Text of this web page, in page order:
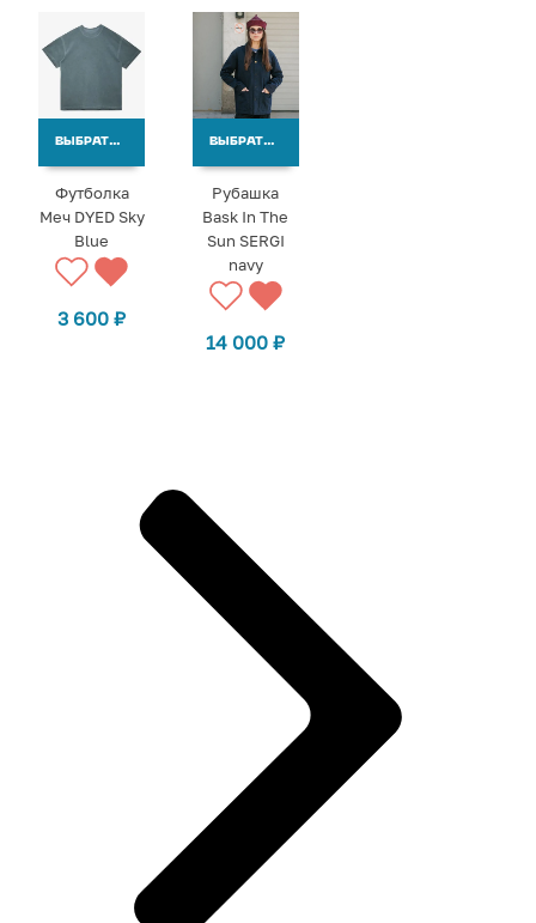
ВЫБРАТЬ ВАРИАНТЫ
Футболка
Меч DYED Sky
Blue
3 600₽
ВЫБРАТЬ ВАРИАНТЫ
Рубашка
Bask In The
Sun SERGI
navy
14 000₽